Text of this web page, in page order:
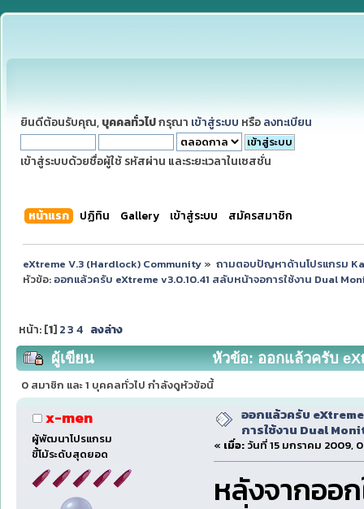
ยินดีต้อนรับคุณ, บุคคลทั่วไปกรุณา เข้าสู่ระบบ หรือ ลงทะเบียน
เข้าสู่ระบบด้วยชื่อผู้ใช้ รหัสผ่าน และระยะเวลาในเซสชั่น
หน้าแรก ปฏิทิน Gallery เข้าสู่ระบบ สมัครสมาชิก
eXtreme V.3 (Hardlock) Community» ถามตอบปัญหาด้านโปรแกรม
หัวข้อ: ออกแล้วครับ eXtreme v3.0.10.41 สลับหน้าจอการใช้งาน Dual
หน้า: [1] 23 4 ลงล่าง
ผู้เขียน
หัวข้อ: ออกแล้วครับ
87268 ครั้ง)
0 สมาชิก และ 1 บุคคลทั่วไป กำลังดูหัวข้อนี้
x-men
ผู้พัฒนาโปรแกรม
ขี้โม้ระดับสุดยอด
ออกแล้วครับ
การใช้งาน Dual
« เมื่อ: วันที่ 15 มกราคม 2009,
หลังจากออ